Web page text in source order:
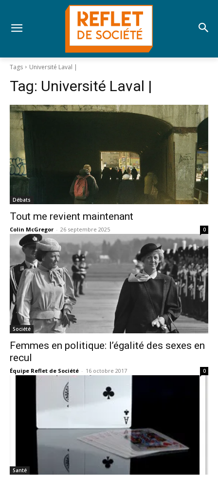
Tags Université Laval |
Tag: Université Laval |
Débats
Tout me revient maintenant
Colin McGregor - 26 septembre 2025 0
Société
Femmes en politique: l’égalité des sexes en
recul
Équipe Reflet de Société - 16 octobre 2017 0
Santé